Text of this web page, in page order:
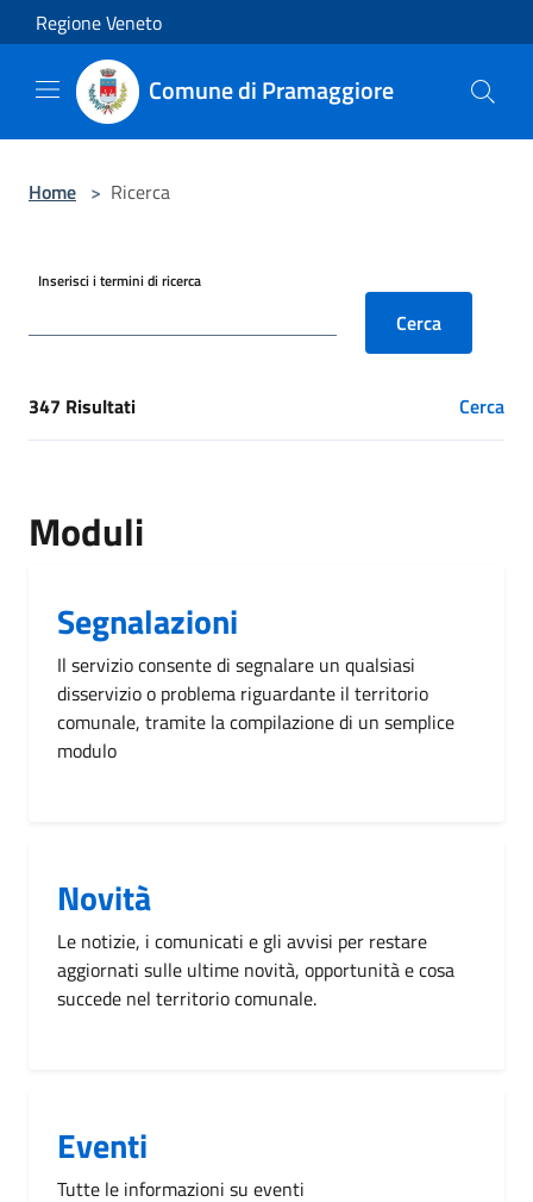
Salta al contenuto principale
Regione Veneto
Comune di Pramaggiore
Home > Ricerca
Inserisci i termini di ricerca
Cerca
[results] Risultati
347 Risultati Cerca
Moduli
Segnalazioni
Il servizio consente di segnalare un qualsiasi
disservizio o problema riguardante il territorio
comunale, tramite la compilazione di un semplice
modulo
Novità
Le notizie, i comunicati e gli avvisi per restare
aggiornati sulle ultime novità, opportunità e cosa
succede nel territorio comunale.
Eventi
Tutte le informazioni su eventi